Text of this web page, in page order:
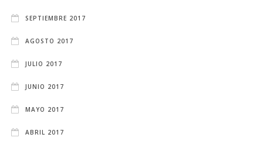
SEPTIEMBRE 2017
AGOSTO 2017
JULIO 2017
JUNIO 2017
MAYO 2017
ABRIL 2017